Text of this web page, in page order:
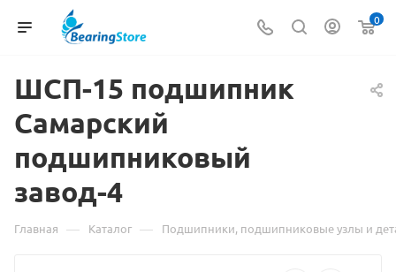
0
ШСП-15 подшипник
Самарский
о
ШСП-15
подшипниковый
завод-4
Главная — Каталог — Подшипники, подшипниковые узлы и